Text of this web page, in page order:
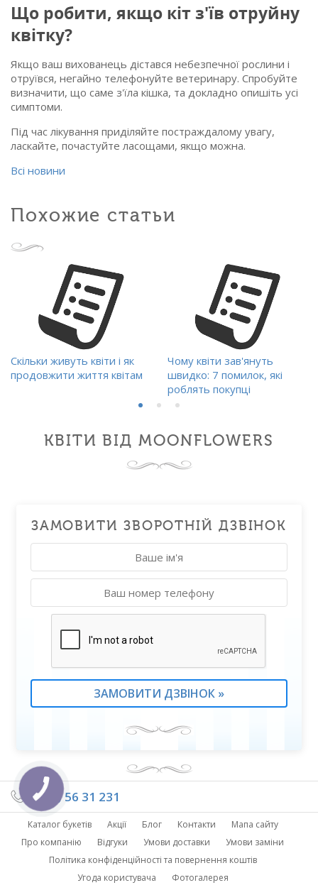
Що робити, якщо кіт з'їв отруйну
квітку?
Якщо ваш вихованець дістався небезпечної рослини і
отруївся, негайно телефонуйте ветеринару. Спробуйте
визначити, що саме з'їла кішка, та докладно опишіть усі
симптоми.
Під час лікування приділяйте постраждалому увагу,
ласкайте, почастуйте ласощами, якщо можна.
Всі новини
Похожие статьи
Скільки живуть квіти і як
продовжити життя квітам
Чому квіти зав'януть
швидко: 7 помилок, які
роблять покупці
КВІТИ ВІД MOONFLOWERS
ЗАМОВИТИ ЗВОРОТНІЙ ДЗВІНОК
(095) 56 31 231
Каталог букетів Акції Блог Контакти
Мапа сайту
Про компанію
Відгуки Умови доставки
Умови заміни
Політика конфіденційності та повернення коштів
Угода користувача
Фотогалерея